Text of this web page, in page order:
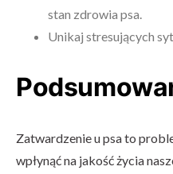
stan zdrowia psa.
Unikaj stresujących
Zatwardzenie u psa to
wpłynąć na jakość życia